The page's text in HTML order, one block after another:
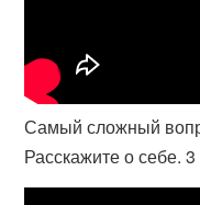
Самый сложный
Расскажите о себе.